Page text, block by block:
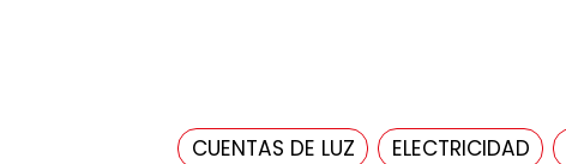
CUENTAS DE LUZ ELECTRICIDAD